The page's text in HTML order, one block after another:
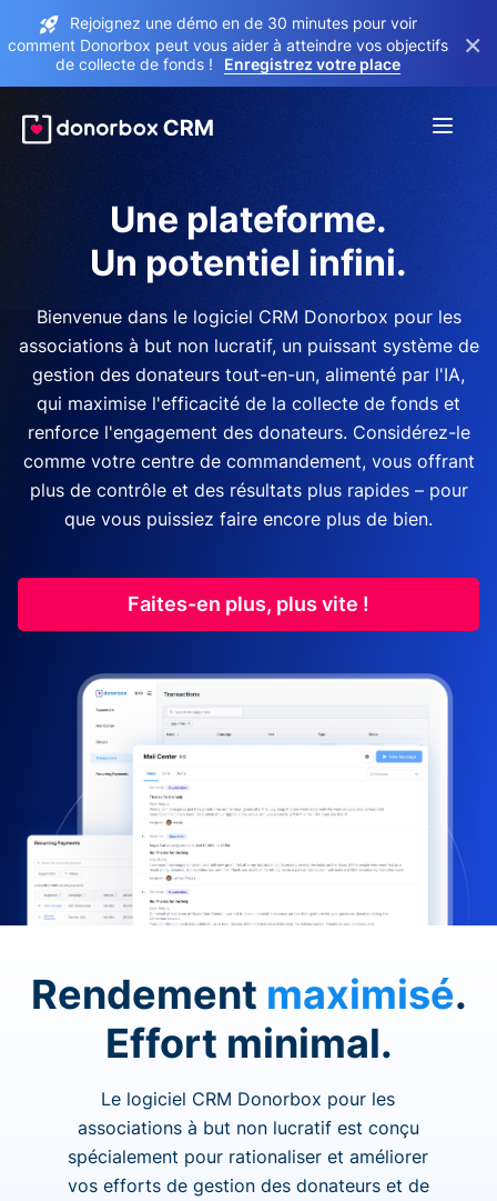
Rejoignez une démo en de 30 minutes pour voir
comment Donorbox peut vous aider à atteindre vos objectifs
de collecte de fonds !
Enregistrez votre place
×
Une plateforme.
Un potentiel infini.
Bienvenue dans le logiciel CRM Donorbox pour les
associations à but non lucratif, un puissant système de
gestion des donateurs tout-en-un, alimenté par l'IA,
qui maximise l'efficacité de la collecte de fonds et
renforce l'engagement des donateurs. Considérez-le
comme votre centre de commandement, vous offrant
plus de contrôle et des résultats plus rapides – pour
que vous puissiez faire encore plus de bien.
Faites-en plus, plus vite !
Rendement maximisé.
Effort minimal.
Le logiciel CRM Donorbox pour les
associations à but non lucratif est conçu
spécialement pour rationaliser et améliorer
vos efforts de gestion des donateurs et de